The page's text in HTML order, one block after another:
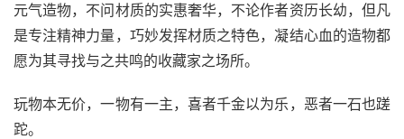
元气造物，不问材质的实惠奢华，不论作者资历长幼，但凡
是专注精神力量，巧妙发挥材质之特色，凝结心血的造物都
愿为其寻找与之共鸣的收藏家之场所。
玩物本无价，一物有一主，喜者千金以为乐，恶者一石也蹉
跎。